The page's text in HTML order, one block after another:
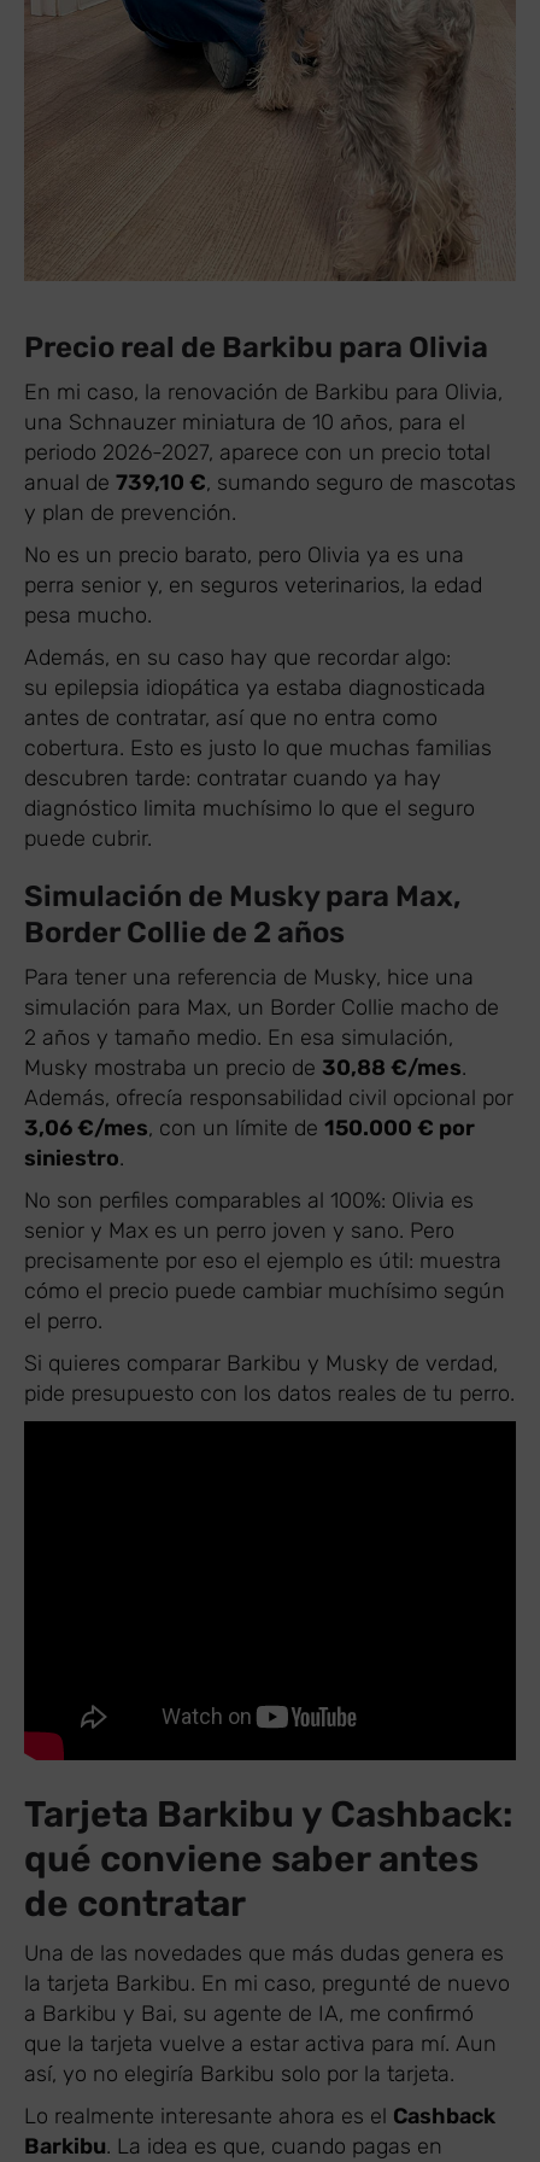
Precio real de Barkibu para Olivia
En mi caso, la renovación de Barkibu para Olivia,
una Schnauzer miniatura de 10 años, para el
periodo 2026-2027, aparece con un precio total
anual de 739,10 €, sumando seguro de mascotas
y plan de prevención.
No es un precio barato, pero Olivia ya es una
perra senior y, en seguros veterinarios, la edad
pesa mucho.
Además, en su caso hay que recordar algo:
su epilepsia idiopática ya estaba diagnosticada
antes de contratar, así que no entra como
cobertura. Esto es justo lo que muchas familias
descubren tarde: contratar cuando ya hay
diagnóstico limita muchísimo lo que el seguro
puede cubrir.
Simulación de Musky para Max,
Border Collie de 2 años
Para tener una referencia de Musky, hice una
simulación para Max, un Border Collie macho de
2 años y tamaño medio. En esa simulación,
Musky mostraba un precio de 30,88 €/mes.
Además, ofrecía responsabilidad civil opcional por
3,06 €/mes, con un límite de 150.000 € por
siniestro.
No son perfiles comparables al 100%: Olivia es
senior y Max es un perro joven y sano. Pero
precisamente por eso el ejemplo es útil: muestra
cómo el precio puede cambiar muchísimo según
el perro.
Si quieres comparar Barkibu y Musky de verdad,
pide presupuesto con los datos reales de tu perro.
Tarjeta Barkibu y Cashback:
qué conviene saber antes
de contratar
Una de las novedades que más dudas genera es
la tarjeta Barkibu. En mi caso, pregunté de nuevo
a Barkibu y Bai, su agente de IA, me confirmó
que la tarjeta vuelve a estar activa para mí. Aun
así, yo no elegiría Barkibu solo por la tarjeta.
Lo realmente interesante ahora es el Cashback
Barkibu. La idea es que, cuando pagas en